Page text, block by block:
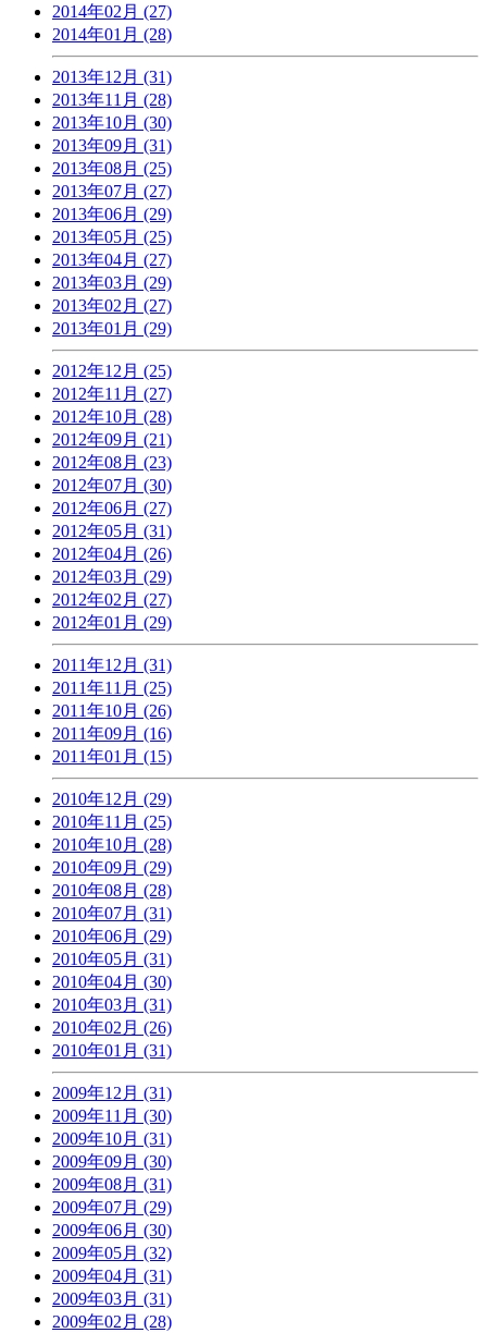
2014年02月 (27)
2014年01月 (28)
2013年12月 (31)
2013年11月 (28)
2013年10月 (30)
2013年09月 (31)
2013年08月 (25)
2013年07月 (27)
2013年06月 (29)
2013年05月 (25)
2013年04月 (27)
2013年03月 (29)
2013年02月 (27)
2013年01月 (29)
2012年12月 (25)
2012年11月 (27)
2012年10月 (28)
2012年09月 (21)
2012年08月 (23)
2012年07月 (30)
2012年06月 (27)
2012年05月 (31)
2012年04月 (26)
2012年03月 (29)
2012年02月 (27)
2012年01月 (29)
2011年12月 (31)
2011年11月 (25)
2011年10月 (26)
2011年09月 (16)
2011年01月 (15)
2010年12月 (29)
2010年11月 (25)
2010年10月 (28)
2010年09月 (29)
2010年08月 (28)
2010年07月 (31)
2010年06月 (29)
2010年05月 (31)
2010年04月 (30)
2010年03月 (31)
2010年02月 (26)
2010年01月 (31)
2009年12月 (31)
2009年11月 (30)
2009年10月 (31)
2009年09月 (30)
2009年08月 (31)
2009年07月 (29)
2009年06月 (30)
2009年05月 (32)
2009年04月 (31)
2009年03月 (31)
2009年02月 (28)